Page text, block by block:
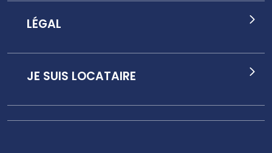
JE SUIS LOCATAIRE
LÉGAL